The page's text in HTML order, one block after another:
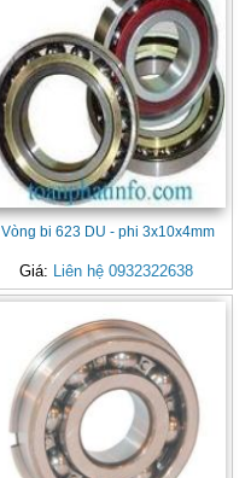
Vòng bi 623 DU - phi 3x10x4mm
Giá: Liên hệ 0932322638